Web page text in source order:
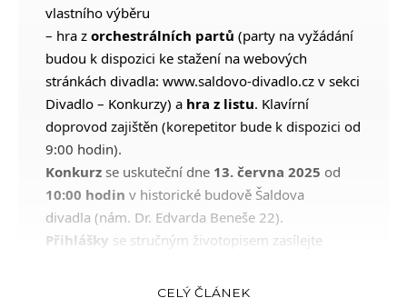
vlastního výběru
– hra z orchestrálních partů (party na vyžádání
budou k dispozici ke stažení na webových
stránkách divadla: www.saldovo-divadlo.cz v sekci
Divadlo – Konkurzy) a hra z listu. Klavírní
doprovod zajištěn (korepetitor bude k dispozici od
9:00 hodin).
Konkurz se uskuteční dne 13. června 2025 od
10:00 hodin v historické budově Šaldova
divadla (nám. Dr. Edvarda Beneše 22).
Přihlášky se stručným životopisem zasílejte
hampel@saldovo-divadlo.cz
CELÝ ČLÁNEK